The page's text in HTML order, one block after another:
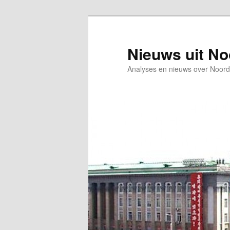
Nieuws uit
Analyses en nieuws over